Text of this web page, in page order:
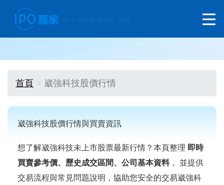
首頁 崴強科技股價行情
崴強科技股價行情與買賣資訊
想了解崴強科技未上市股票最新行情？本頁整理 即時
買賣參考價、歷史成交區間、公司基本資料， 並提供
交易流程與常見問題說明，協助您安全的交易崴強科